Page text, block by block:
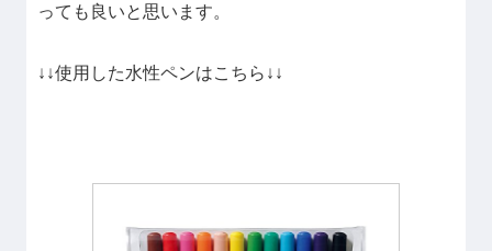
っても良いと思います。
↓↓使用した水性ペンはこちら↓↓